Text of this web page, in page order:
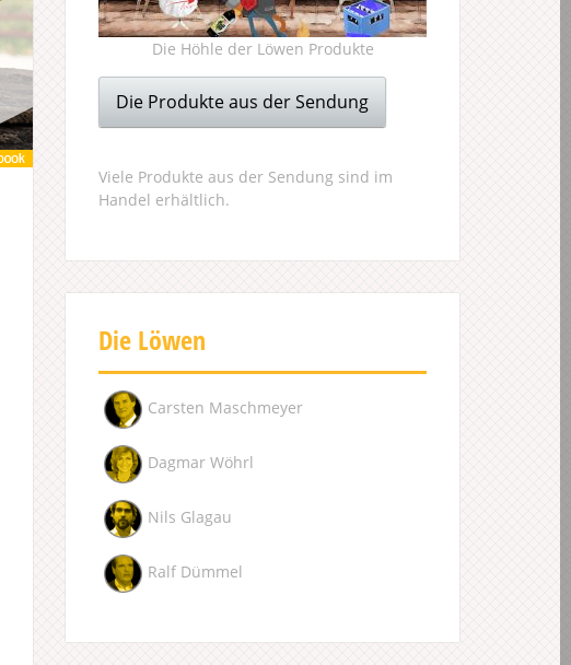
Die Höhle der Löwen Produkte
Die Produkte aus der Sendung
Viele Produkte aus der Sendung sind im
Handel erhältlich.
Die Löwen
Carsten Maschmeyer
Dagmar Wöhrl
Nils Glagau
Ralf Dümmel